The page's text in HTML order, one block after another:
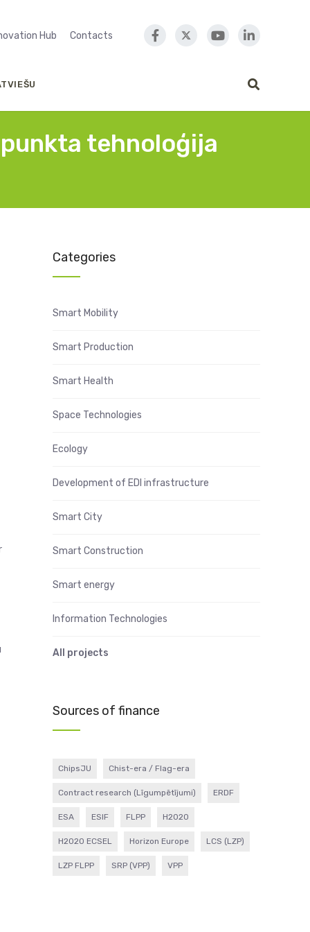
Hub Contacts
tehnoloģija
Categories
Smart Mobility
Smart Production
Smart Health
Space Technologies
Ecology
Development of EDI infrastructure
Smart City
Smart Construction
Smart energy
Information Technologies
All projects
Sources of finance
ChipsJU Chist-era / Flag-era
Contract research (Līgumpētījumi) ERDF
ESA ESIF FLPP H2020
H2020 ECSEL Horizon Europe LCS (LZP)
LZP FLPP SRP (VPP) VPP